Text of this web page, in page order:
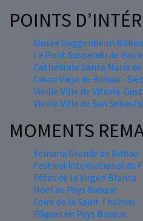
POINTS
Musée Guggenheim Bilbao
Le Pont Suspendu de
Cathédrale Santa María
Casco Viejo de Bilbao -
Vieille Ville de Vitoria-
Vieille Ville de San
MOMENTS
Semana Grande de Bilbao
Festival international du
Fêtes de la Virgen Blanca
Nöel au Pays Basque
Foire de la Saint Thomas
Pâques en Pays Basque